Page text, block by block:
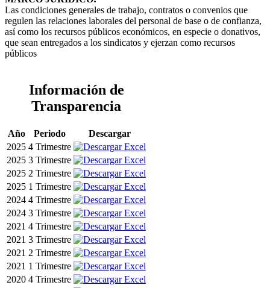
Las condiciones generales de trabajo, contratos o convenios que
regulen las relaciones laborales del personal de base o de confianza,
así como los recursos públicos económicos, en especie o donativos,
que sean entregados a los sindicatos y ejerzan como recursos
públicos
Información de
Transparencia
Año Periodo
Descargar
2025 4 Trimestre
2025 3 Trimestre
2025 2 Trimestre
2025 1 Trimestre
2024 4 Trimestre
2024 3 Trimestre
2021 4 Trimestre
2021 3 Trimestre
2021 2 Trimestre
2021 1 Trimestre
2020 4 Trimestre